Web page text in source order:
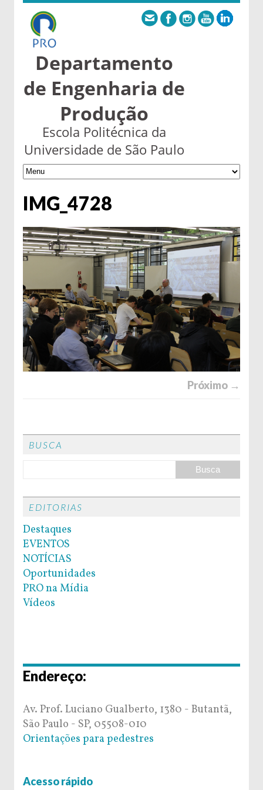
Departamento
de Engenharia de
Produção
Escola Politécnica da
Universidade de São Paulo
IMG_4728
Próximo →
BUSCA
EDITORIAS
Destaques
EVENTOS
NOTÍCIAS
Oportunidades
PRO na Mídia
Vídeos
Endereço:
Av. Prof. Luciano Gualberto, 1380 - Butantã,
São Paulo - SP, 05508-010
Orientações para pedestres
Acesso rápido